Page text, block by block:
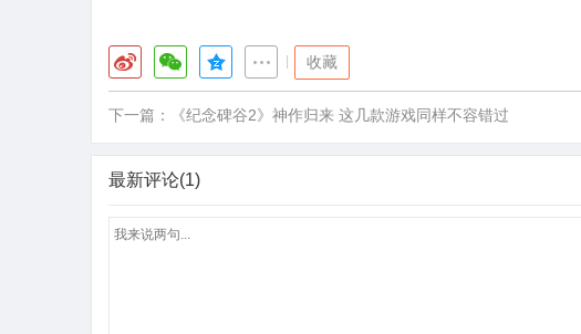
收藏
下一篇： 《纪念碑谷2》神作归来 这几款游戏同样不容错过
最新评论(1)